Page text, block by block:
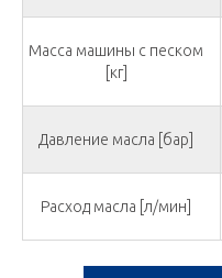
Масса машины с песком
[кг]
Давление масла [бар]
Расход масла [л/мин]